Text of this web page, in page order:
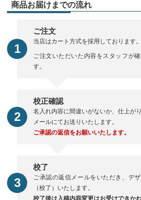
商品お届けまでの流れ
ご注文
当店はカート方式を採用しております。
ご注文いただいた内容をスタッフが
す。
校正確認
名入れ内容に間違いがないか、仕上が
メールにてお送りいたします。
ご承認の返信をお願いいたします。
校了
ご承認の返信メールをいただき、デ
（校了）いたします。